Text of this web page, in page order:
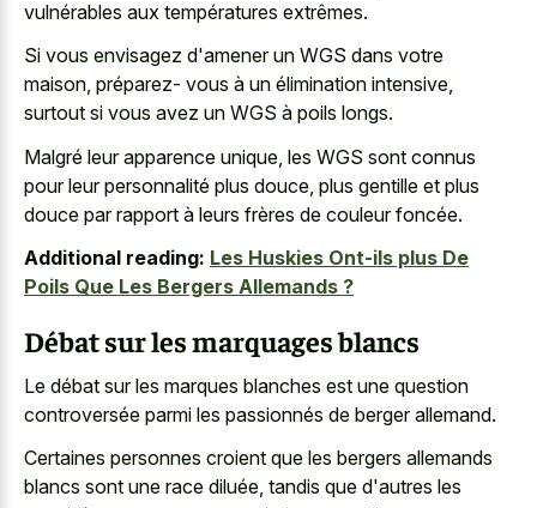
vulnérables aux températures extrêmes.
Si vous envisagez d'amener un WGS dans votre
maison, préparez- vous à un élimination intensive,
surtout si vous avez un WGS à poils longs.
Malgré leur apparence unique, les WGS sont connus
pour leur personnalité plus douce, plus gentille et plus
douce par rapport à leurs frères de couleur foncée.
Additional reading: Les Huskies Ont-ils plus De
Poils Que Les Bergers Allemands ?
Débat sur les marquages blancs
Le débat sur les marques blanches est une question
controversée parmi les passionnés de berger allemand.
Certaines personnes croient que les bergers allemands
blancs sont une race diluée, tandis que d'autres les